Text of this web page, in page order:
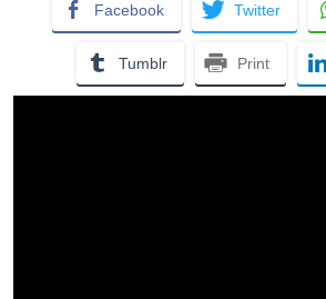
Facebook Twitter
Tumblr Print